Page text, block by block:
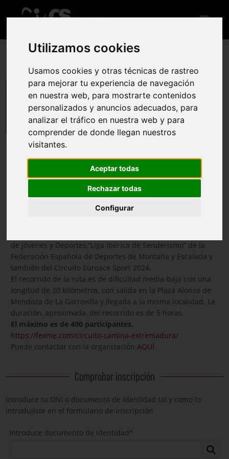
Utilizamos cookies
Usamos cookies y otras técnicas de rastreo
para mejorar tu experiencia de navegación
en nuestra web, para mostrarte contenidos
personalizados y anuncios adecuados, para
analizar el tráfico en nuestra web y para
comprender de donde llegan nuestros
visitantes.
Aceptar todas
Rechazar todas
Configurar
XXII Ruta de las Grullas
1 dic 2024
Reglamento Web oficial
El Ayuntamiento de La Garrovilla organiza la “XXII Ruta de
las Grullas” que tendrá lugar el domingo 1 de Diciembre de
2024 y que se desarrollará en la comarca de las Vegas del
de Jóvenes y Deportes,”Liga Ibérica de Senderismo” de la
Federación Española de Deportes de Montaña y Escalada y
también del Circuito Euroace Sport 2024.
El recorrido de la ruta es de dificultad media-baja con una
longitud de 20 kilómetros, con salida en la Plaza Alonso de
Mendoza de La Garrovilla y llegada a la misma localidad. La
duración, aproximada, del recorrido es de 5 horas.
El máximo es de 400 participantes.
https://fexme.com/circuito-camina-extremadura/
Puede contactar con la organización AQUÍ.
Comprobar inscripción
Introduce tu DNI o documento de identidad tal y como lo
introdujiste en el formulario de inscripción
Introduce documento de identidad*